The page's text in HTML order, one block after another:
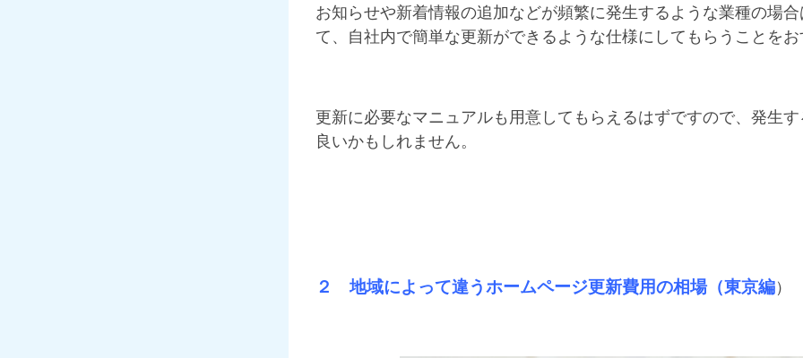
お知らせや新着情報の追加などが頻繁に発生するような業種の場
て、自社内で簡単な更新ができるような仕様にしてもらうことをお
更新に必要なマニュアルも用意してもらえるはずですので、発生
良いかもしれません。
２ 地域によって違うホームページ更新費用の相場（東京編）